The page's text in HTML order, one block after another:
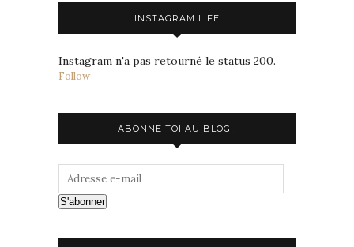
INSTAGRAM LIFE
Instagram n'a pas retourné le status 200.
Follow
ABONNE TOI AU BLOG !
S'abonner